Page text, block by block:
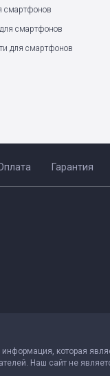
смартфонов
смартфонов
для смартфонов
Гарантия
которая
Наш сайт не